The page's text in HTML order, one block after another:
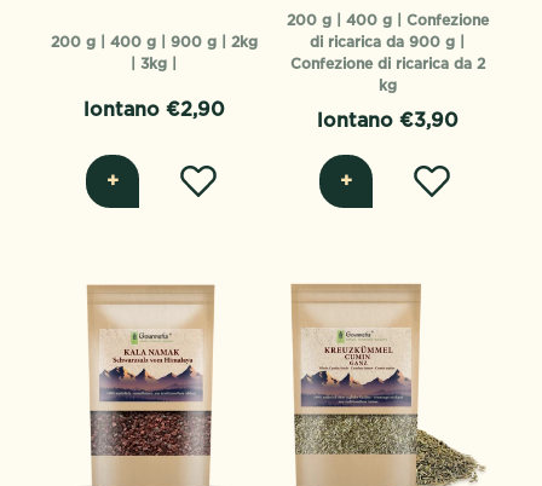
200 g | 400 g | 900 g | 2kg
|3kg |
lontano €2,90
+
200 g | 400 g | Confezione
di ricarica da 900 g |
Confezione di ricarica da 2
kg
lontano €3,90
+